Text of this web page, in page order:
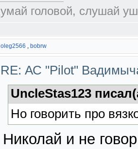
головой, слушай
oleg2566 , bobrw
RE: АС "Pilot"
UncleStas123
Но говорить про
Николай и не